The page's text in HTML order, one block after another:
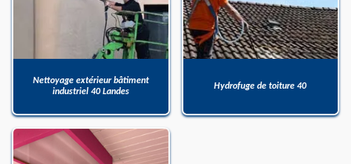
Nettoyage extérieur bâtiment
industriel 40 Landes
Hydrofuge de toiture 40